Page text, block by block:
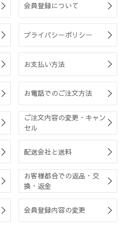
会員登録について
プライバシーポリシー
お支払い方法
お電話でのご注文方法
ご注文内容の変更・キャン
セル
配送会社と送料
お客様都合での返品・交
換・返金
会員登録内容の変更